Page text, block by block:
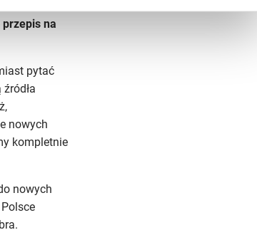
na
pytać
nowych
kompletnie
nowych